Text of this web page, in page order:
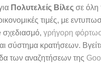
Πολυτελείς Βίλες σε όλη
τιμές, με
σχεδιασμό,γρήγορη
σύστημα κρατήσεων.
των αναζητήσεων της